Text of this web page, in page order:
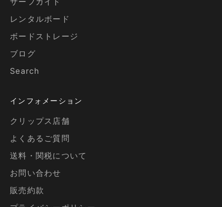
レンタルボード
ボードストレージ
ブログ
Search
インフォメーション
クリップス店舗
よくあるご質問
送料・関税について
お問い合わせ
販売約款